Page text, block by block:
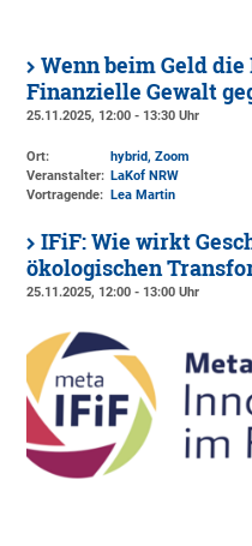
Wenn beim Geld
Finanzielle Gewalt
25.11.2025, 12:00 - 13:30 Uhr
Ort:
hybrid, Zoom
Veranstalter: LaKof NRW
Vortragende: Lea Martin
IFiF: Wie wirkt
ökologischen
25.11.2025, 12:00 - 13:00 Uhr